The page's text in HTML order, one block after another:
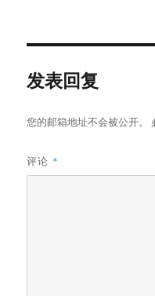
寸
发表回复
您的邮箱地址不会被公开。
评论 *